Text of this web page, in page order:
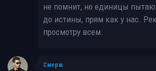
не помнит, но единицы
до истины, прям как у нас.
просмотру всем.
Смерж